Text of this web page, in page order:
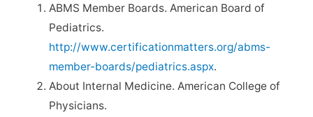
ABMS Member Boards. American Board of
Pediatrics.
http://www.certificationmatters.org/abms-
member-boards/pediatrics.aspx.
About Internal Medicine. American College of
Physicians.